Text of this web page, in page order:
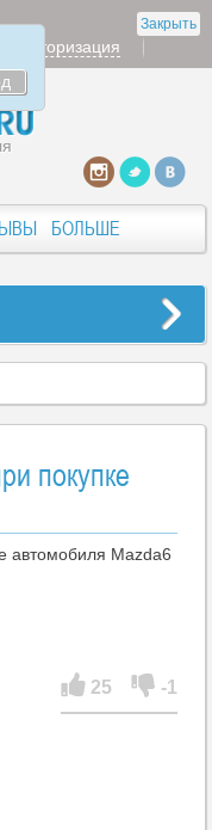
Закрыть
Авторизация
БОЛЬШЕ
Mazda6
покупке
25 -1